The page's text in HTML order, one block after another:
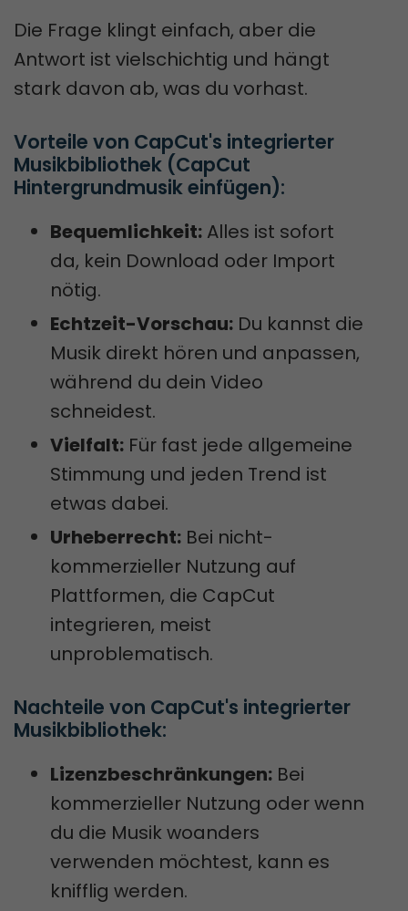
Die Frage klingt einfach, aber die
Antwort ist vielschichtig und hängt
stark davon ab, was du vorhast.
Vorteile von CapCut's integrierter
Musikbibliothek (CapCut
Hintergrundmusik einfügen):
Bequemlichkeit: Alles ist sofort
da, kein Download oder Import
nötig.
Echtzeit-Vorschau: Du kannst die
Musik direkt hören und anpassen,
während du dein Video
schneidest.
Vielfalt: Für fast jede allgemeine
Stimmung und jeden Trend ist
etwas dabei.
Urheberrecht: Bei nicht-
kommerzieller Nutzung auf
Plattformen, die CapCut
integrieren, meist
unproblematisch.
Nachteile von CapCut's integrierter
Musikbibliothek:
Lizenzbeschränkungen: Bei
kommerzieller Nutzung oder wenn
du die Musik woanders
verwenden möchtest, kann es
knifflig werden.